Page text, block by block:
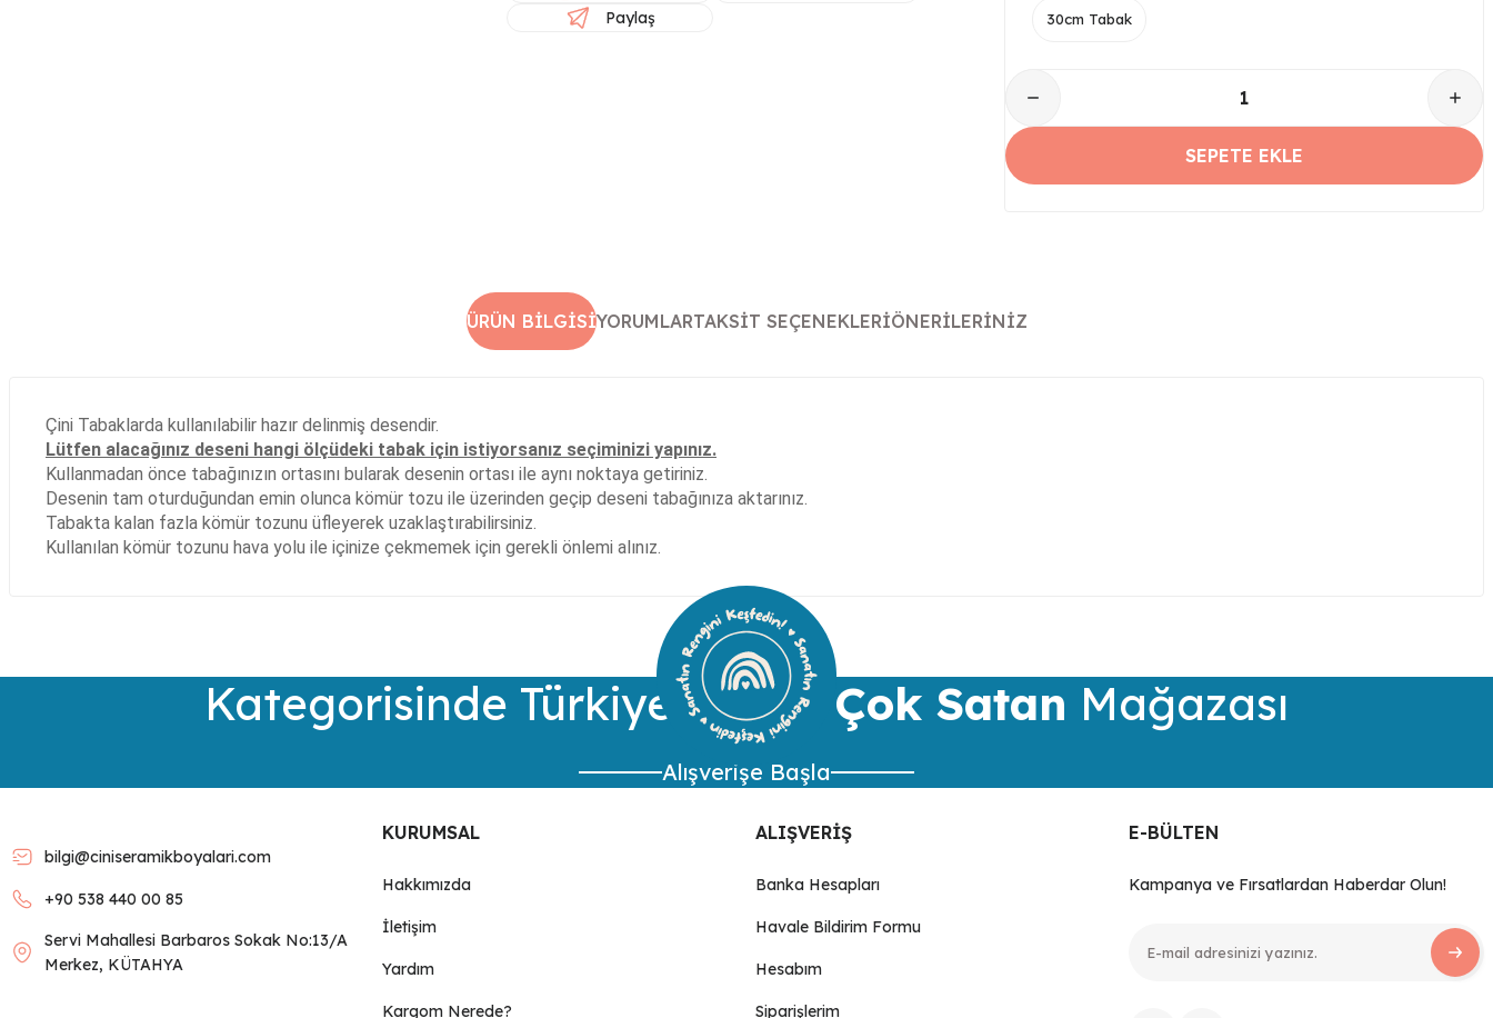
Paylaş
30cm Tabak
SEPETE EKLE
ÜRÜN BILGISIYORUMLARTAKSIT SEÇENEKLERIÖNERILERINIZ
Çini Tabaklarda kullanılabilir hazır delinmiş desendir.
Lütfen alacağınız deseni hangi ölçüdeki tabak için istiyorsanız seçiminizi yapınız.
Kullanmadan önce tabağınızın ortasını bularak desenin ortası ile aynı noktaya getiriniz.
Desenin tam oturduğundan emin olunca kömür tozu ile üzerinden geçip deseni tabağınıza aktarınız.
Tabakta kalan fazla kömür tozunu üfleyerek uzaklaştırabilirsiniz.
Kullanılan kömür tozunu hava yolu ile içinize çekmemek için gerekli önlemi alınız.
Bu ürüne ilk yorumu siz yapın!
Yorum Yaz
Ürün açıklamasında eksik bilgiler bulunuyor.
Kategorisinde Türkiye’ninEn Çok Satan Mağazası
Alışverişe Başla
bilgi@ciniseramikboyalari.com
+90 538 440 00 85
Servi Mahallesi Barbaros Sokak No:13/A
Merkez, KÜTAHYA
KURUMSAL
Hakkımızda
İletişim
Yardım
Kargom Nerede?
ALIŞVERİŞ
Banka Hesapları
Havale Bildirim Formu
Hesabım
Siparişlerim
E-BÜLTEN
Kampanya ve Fırsatlardan Haberdar Olun!